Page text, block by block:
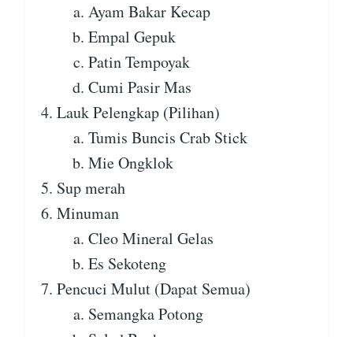
Ayam Bakar Kecap
Empal Gepuk
Patin Tempoyak
Cumi Pasir Mas
Lauk Pelengkap (Pilihan)
Tumis Buncis Crab Stick
Mie Ongklok
Sup merah
Minuman
Cleo Mineral Gelas
Es Sekoteng
Pencuci Mulut (Dapat Semua)
Semangka Potong